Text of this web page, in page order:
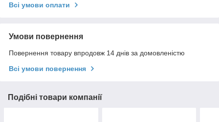
Всі умови оплати
Умови повернення
Повернення товару впродовж 14 днів за домовленістю
Всі умови повернення
Подібні товари компанії